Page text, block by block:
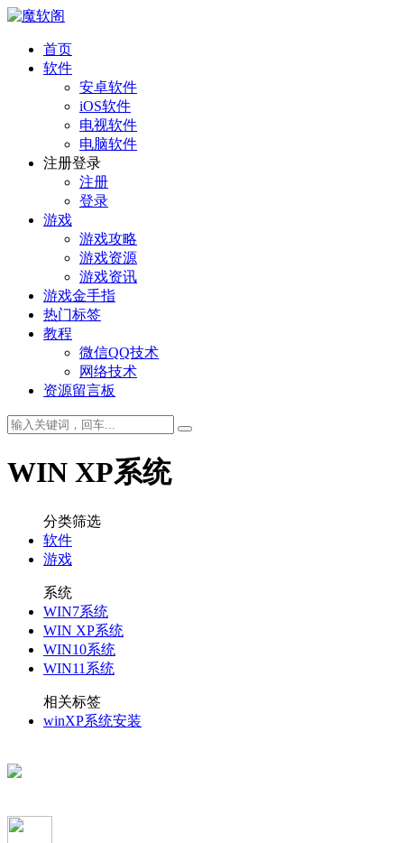
首页
软件
安卓软件
iOS软件
电视软件
电脑软件
注册登录
注册
登录
游戏
游戏攻略
游戏资源
游戏资讯
游戏金手指
热门标签
教程
微信QQ技术
网络技术
资源留言板
WIN XP系统
分类筛选
软件
游戏
系统
WIN7系统
WIN XP系统
WIN10系统
WIN11系统
相关标签
winXP系统安装